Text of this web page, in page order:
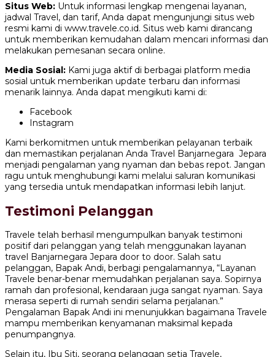
Situs Web: Untuk informasi lengkap mengenai layanan,
jadwal Travel, dan tarif, Anda dapat mengunjungi situs web
resmi kami di www.travele.co.id. Situs web kami dirancang
untuk memberikan kemudahan dalam mencari informasi dan
melakukan pemesanan secara online.
Media Sosial: Kami juga aktif di berbagai platform media
sosial untuk memberikan update terbaru dan informasi
menarik lainnya. Anda dapat mengikuti kami di:
Facebook
Instagram
Kami berkomitmen untuk memberikan pelayanan terbaik
dan memastikan perjalanan Anda Travel Banjarnegara Jepara
menjadi pengalaman yang nyaman dan bebas repot. Jangan
ragu untuk menghubungi kami melalui saluran komunikasi
yang tersedia untuk mendapatkan informasi lebih lanjut.
Testimoni Pelanggan
Travele telah berhasil mengumpulkan banyak testimoni
positif dari pelanggan yang telah menggunakan layanan
travel Banjarnegara Jepara door to door. Salah satu
pelanggan, Bapak Andi, berbagi pengalamannya, “Layanan
Travele benar-benar memudahkan perjalanan saya. Sopirnya
ramah dan profesional, kendaraan juga sangat nyaman. Saya
merasa seperti di rumah sendiri selama perjalanan.”
Pengalaman Bapak Andi ini menunjukkan bagaimana Travele
mampu memberikan kenyamanan maksimal kepada
penumpangnya.
Selain itu, Ibu Siti, seorang pelanggan setia Travele,